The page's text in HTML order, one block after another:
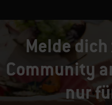
Melde
Community
nur